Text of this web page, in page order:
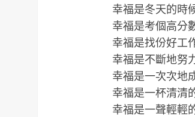
幸福是冬天的時
幸福是考個高分
幸福是找份好工
幸福是不斷地努
幸福是一次次地
幸福是一杯清清
幸福是一聲輕輕